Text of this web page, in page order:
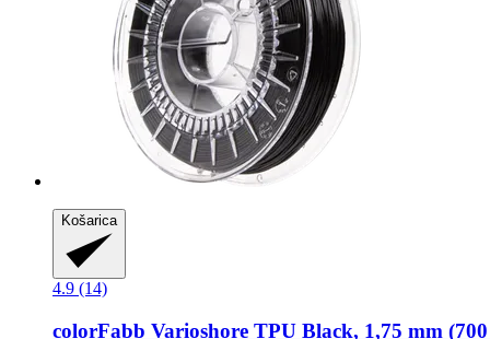
Košarica
4.9 (14)
colorFabb Varioshore TPU Black, 1,75 mm